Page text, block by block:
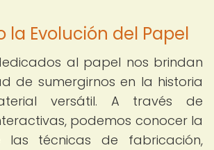
la Evolución del Papel
al papel nos brindan
de sumergirnos en la historia
versátil. A través de
podemos conocer la
las técnicas de fabricación,